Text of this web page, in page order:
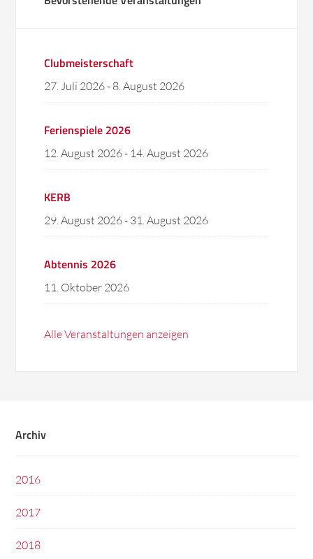
Clubmeisterschaft
27. Juli 2026- 8. August 2026
Ferienspiele 2026
12. August 2026- 14. August 2026
KERB
29. August 2026- 31. August 2026
Abtennis 2026
11. Oktober 2026
Alle Veranstaltungen anzeigen
Archiv
2016
2017
2018